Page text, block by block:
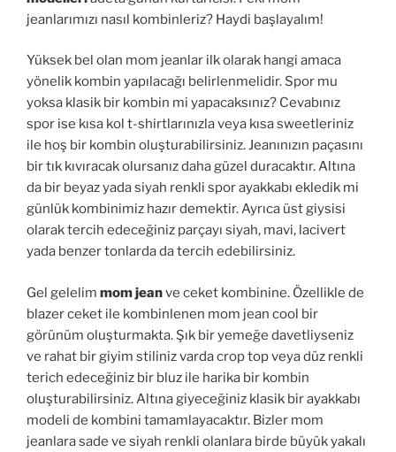
jeanlarımızı nasıl kombinleriz? Haydi başlayalım!
Yüksek bel olan mom jeanlar ilk olarak hangi amaca
yönelik kombin yapılacağı belirlenmelidir. Spor mu
yoksa klasik bir kombin mi yapacaksınız? Cevabınız
spor ise kısa kol t-shirtlarınızla veya kısa sweetleriniz
ile hoş bir kombin oluşturabilirsiniz. Jeanınızın paçasını
bir tık kıvıracak olursanız daha güzel duracaktır. Altına
da bir beyaz yada siyah renkli spor ayakkabı ekledik mi
günlük kombinimiz hazır demektir. Ayrıca üst giysisi
olarak tercih edeceğiniz parçayı siyah, mavi, lacivert
yada benzer tonlarda da tercih edebilirsiniz.
Gel gelelim mom jeanve ceket kombinine. Özellikle de
blazer ceket ile kombinlenen mom jean cool bir
görünüm oluşturmakta. Şık bir yemeğe davetliyseniz
ve rahat bir giyim stiliniz varda crop top veya düz renkli
terich edeceğiniz bir bluz ile harika bir kombin
oluşturabilirsiniz. Altına giyeceğiniz klasik bir ayakkabı
modeli de kombini tamamlayacaktır. Bizler mom
jeanlara sade ve siyah renkli olanlara birde büyük yakalı